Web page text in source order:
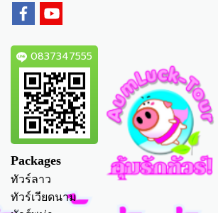
0837347555
Packages
ทัวร์ลาว
ทัวร์เวียดนาม